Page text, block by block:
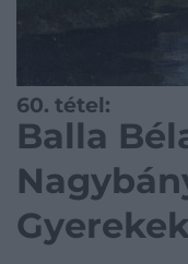
60. tétel:
Balla